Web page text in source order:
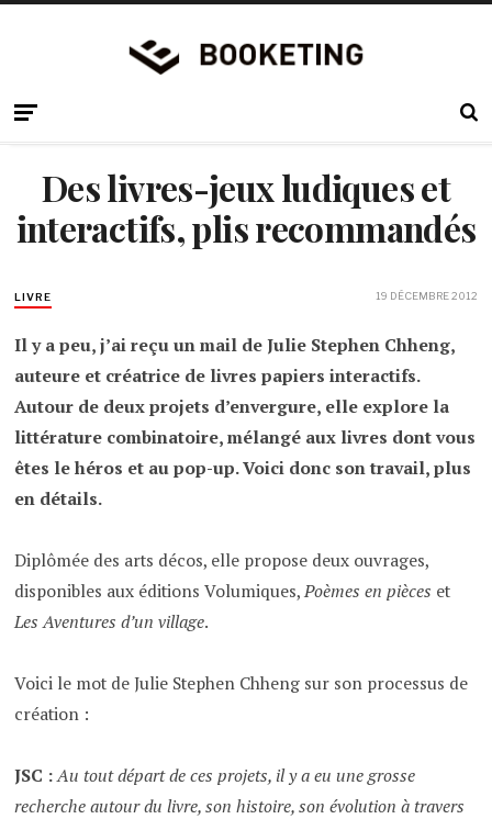
Des livres-jeux ludiques et
interactifs, plis recommandés
LIVRE 19 DÉCEMBRE 2012
Il y a peu, j’ai reçu un mail de Julie Stephen Chheng,
auteure et créatrice de livres papiers interactifs.
Autour de deux projets d’envergure, elle explore la
littérature combinatoire, mélangé aux livres dont vous
êtes le héros et au pop-up. Voici donc son travail, plus
en détails.
Diplômée des arts décos, elle propose deux ouvrages,
disponibles aux éditions Volumiques,Poèmes en pièces et
Les Aventures d’un village.
Voici le mot de Julie Stephen Chheng sur son processus de
création :
JSC :Au tout départ de ces projets, il y a eu une grosse
recherche autour du livre, son histoire, son évolution à travers